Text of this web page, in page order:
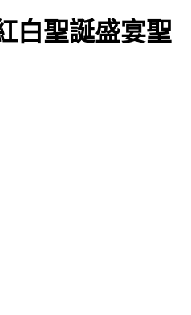
⽩聖誕盛宴聖